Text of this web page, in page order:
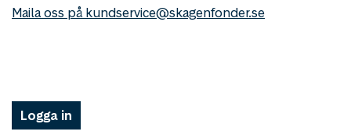
Maila oss på kundservice@skagenfonder.se
Logga in